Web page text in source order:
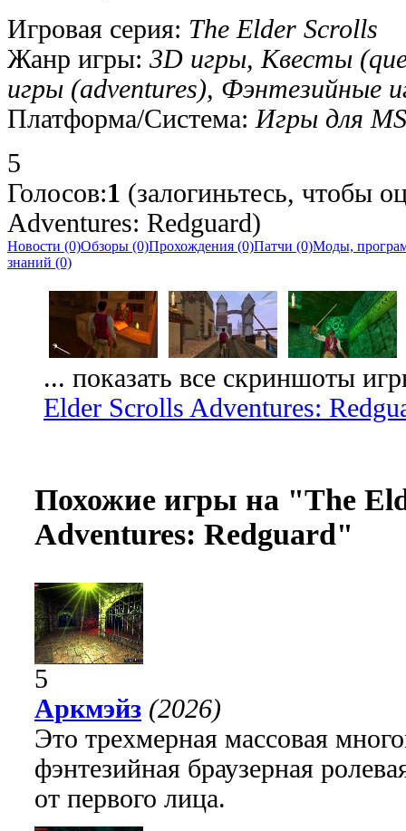
Игровая серия: The Elder Scrolls
Жанр игры: 3D игры, Квесты
игры (adventures), Фэнтезийные
Платформа/Система: Игры для
5
Голосов:1 (залогиньтесь, чтобы
Adventures: Redguard)
Новости (0)Обзоры (0)Прохождения (0)Патчи (0)Моды,
знаний (0)
... показать все скриншоты
Elder Scrolls Adventures:
Похожие игры на "The
Adventures: Redguard"
5
Аркмэйз (2026)
Это трехмерная массовая
фэнтезийная браузерная
от первого лица.